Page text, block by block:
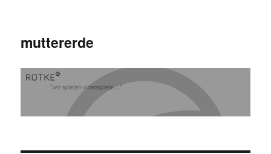
muttererde